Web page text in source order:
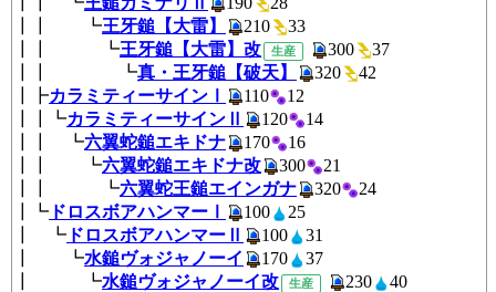
┃┃ ┗王牙鎚【大雷】 210
33
┃┃ ┗王牙鎚【大雷】改 生産 300
┃┃ ┗真・王牙鎚【破天】 320
┃┣カラミティーサインⅠ 110
┃┃┗カラミティーサインⅡ 120
┃┃ ┗六翼蛇鎚エキドナ 170
16
┃┃ ┗六翼蛇鎚エキドナ改 300
┃┃ ┗六翼蛇王鎚エインガナ 320
┃┗ ドロスボアハンマーⅠ 100
┃ ┗ ドロスボアハンマーⅡ 100
┃ ┗水鎚ヴォジャノーイ 170
┃ ┗水鎚ヴォジャノーイ改 生産 230